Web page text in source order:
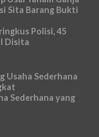
Sita Barang Bukti
Polisi, 45
Disita
Usaha Sederhana
Sederhana yang